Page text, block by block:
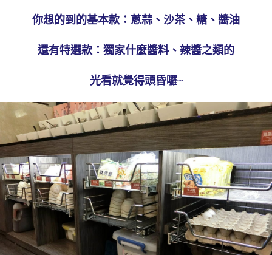
你想的到的基本款：蔥蒜、沙茶、糖、醬油
還有特選款：獨家什麼醬料、辣醬之類的
光看就覺得頭昏囉~